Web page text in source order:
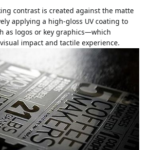
contrast is created against the matte
applying a high-gloss UV coating to
as logos or key graphics—which
impact and tactile experience.